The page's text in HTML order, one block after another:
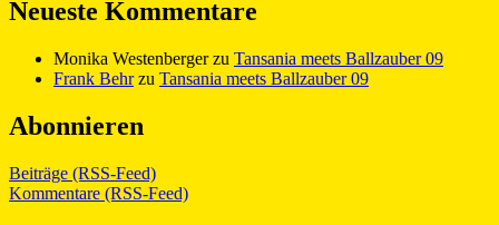
Neueste Kommentare
Monika Westenbergerzu Tansania meets Ballzauber 09
Frank Behrzu Tansania meets Ballzauber 09
Abonnieren
Beiträge (RSS-Feed)
Kommentare (RSS-Feed)